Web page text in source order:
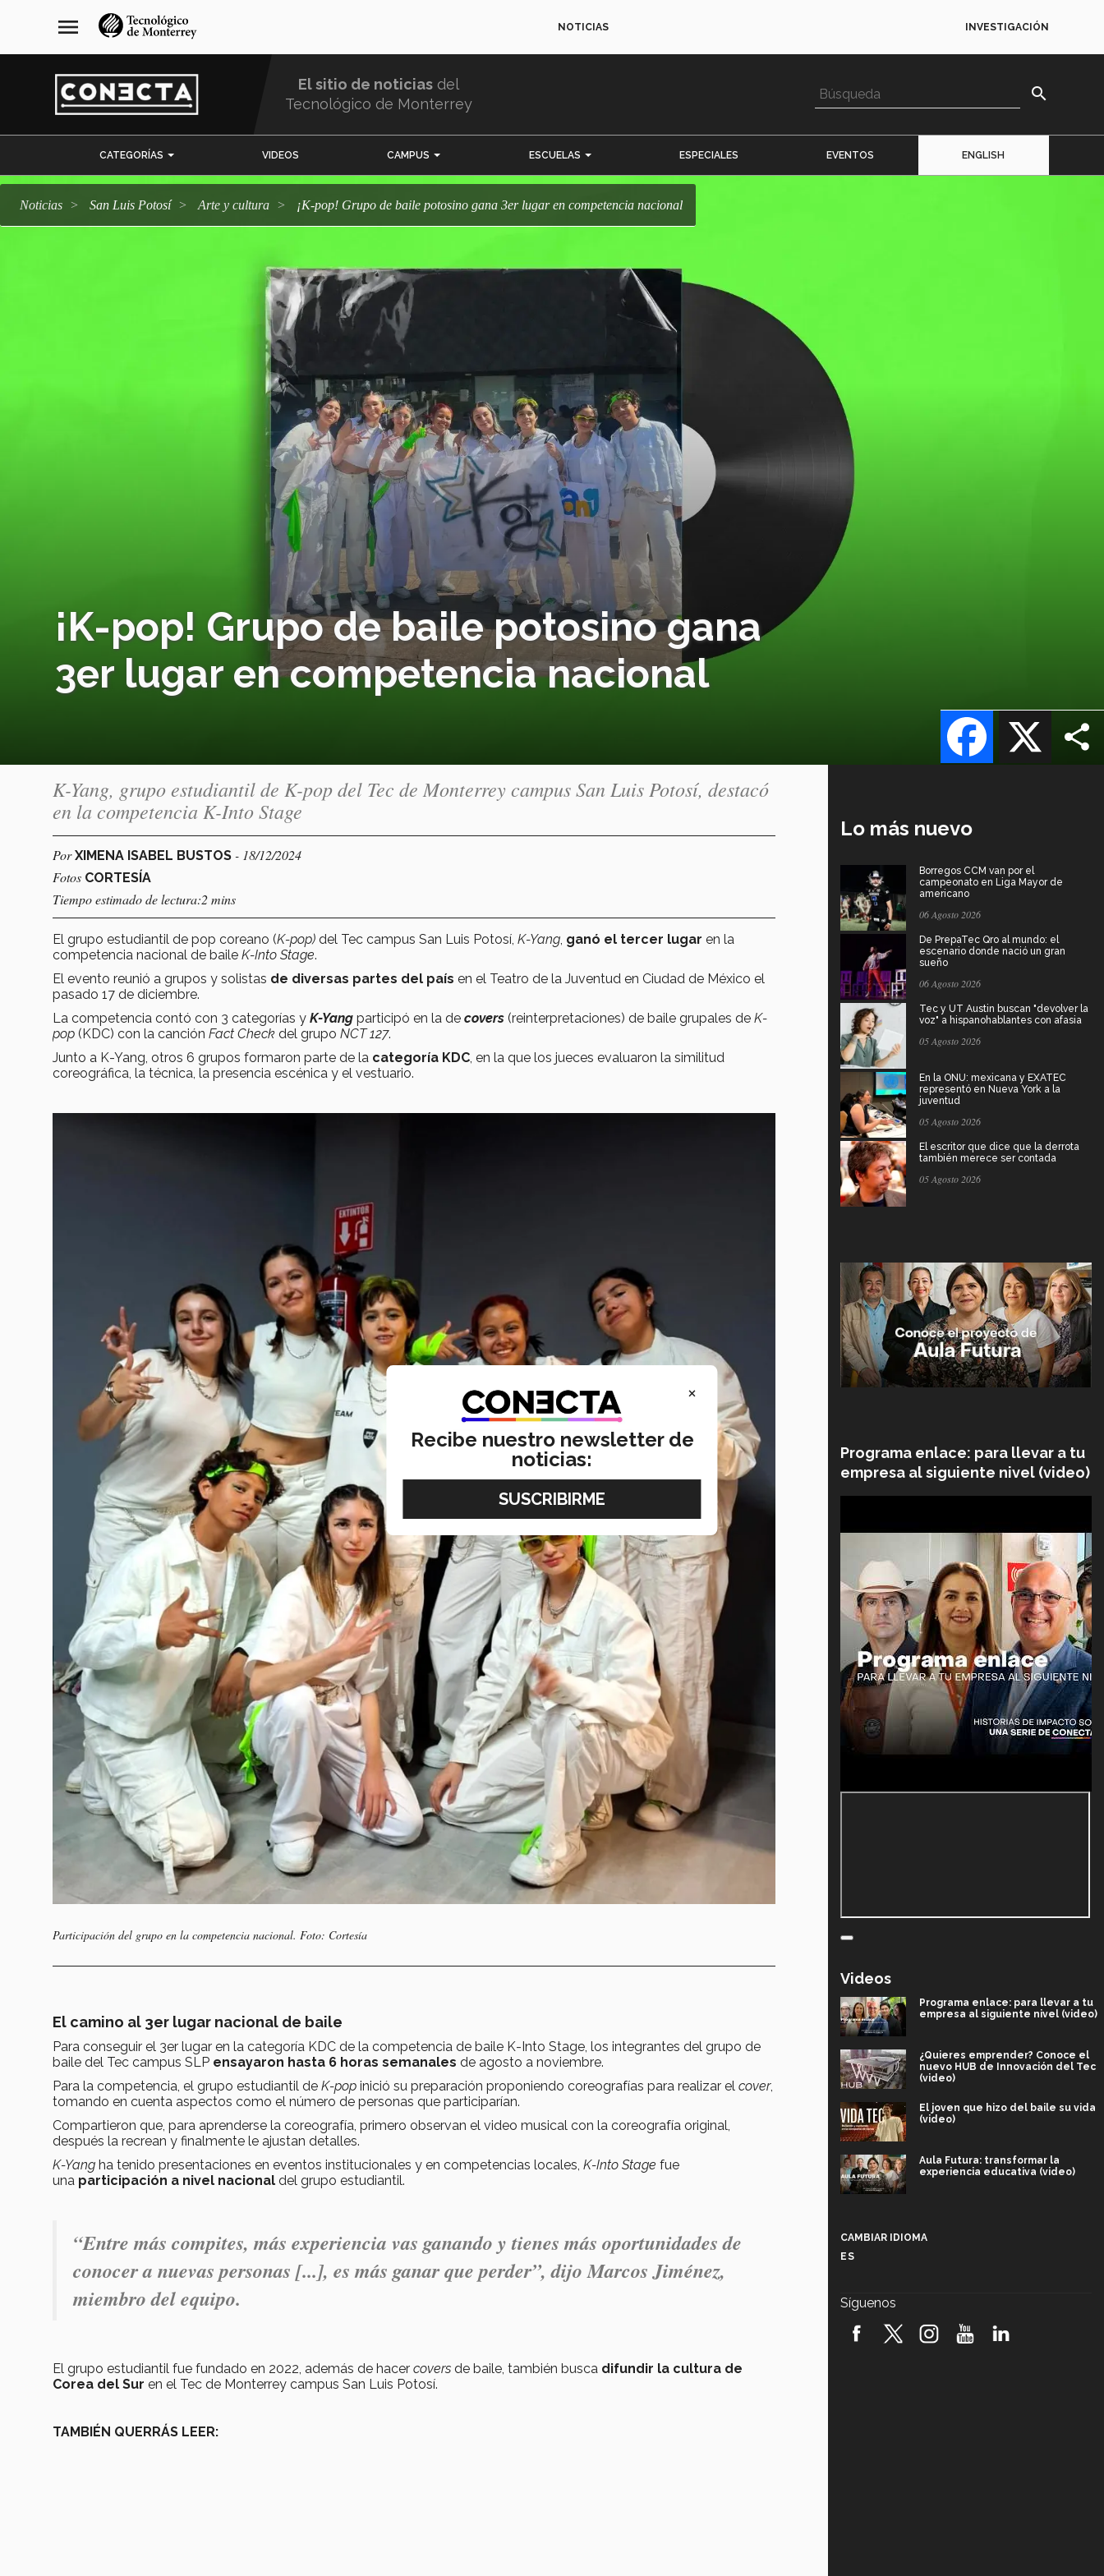
navegación
principal
menu NOTICIAS INVESTIGACIÓN
El sitio de noticias del
Tecnológico de Monterrey
search
CATEGORÍAS VIDEOS CAMPUS ESCUELAS ESPECIALES EVENTOS ENGLISH
Noticias San Luis Potosí arte y cultura ¡K-pop! Grupo de baile potosino gana 3er lugar en competencia nacional
¡K-pop! Grupo de baile potosino gana
3er lugar en competencia nacional
X
Facebook
K-Yang, grupo estudiantil de K-pop del Tec de Monterrey campus San Luis Potosí, destacó
en la competencia K-Into Stage
PorXIMENA ISABEL BUSTOS - 18/12/2024
Fotos CORTESÍA
Tiempo estimado de lectura:2 mins
El grupo estudiantil de pop coreano (K-pop) del Tec campus San Luis Potosí, K-Yang ganó el tercer lugar en la
competencia nacional de baile K-Into Stage.
El evento reunió a grupos y solistas de diversas partes del país en el Teatro de la Juventud en Ciudad de México el
pasado 17 de diciembre.
La competencia contó con 3 categorías y K-Yang participó en la de covers (reinterpretaciones) de baile grupales de K-
pop (KDC) con la canción Fact Check del grupo NCT 127.
Junto a K-Yang, otros 6 grupos formaron parte de la categoría KDC , en la que los jueces evaluaron la similitud
coreográfica, la técnica, la presencia escénica y el vestuario.
Participación del grupo en la competencia nacional. Foto: Cortesía
El camino al 3er lugar nacional de baile
Para conseguir el 3er lugar en la categoría KDC de la competencia de baile K-Into Stage, los integrantes del grupo de
baile del Tec campus SLP ensayaron hasta 6 horas semanales de agosto a noviembre.
Para la competencia, el grupo estudiantil de K-pop inició su preparación proponiendo coreografías para realizar el cover,
tomando en cuenta aspectos como el número de personas que participarían.
Compartieron que, para aprenderse la coreografía, primero observan el video musical con la coreografía original,
después la recrean y finalmente le ajustan detalles.
K-Yang ha tenido presentaciones en eventos institucionales y en competencias locales, K-Into Stage fue
una participación a nivel nacional del grupo estudiantil.
“Entre más compites, más experiencia vas ganando y tienes más oportunidades de
conocer a nuevas personas [...], es más ganar que perder”, dijo Marcos Jiménez,
miembro del equipo.
El grupo estudiantil fue fundado en 2022, además de hacer covers de baile, también busca difundir la cultura de
Corea del Sur en el Tec de Monterrey campus San Luis Potosí.
TAMBIÉN QUERRÁS LEER:
Lo más nuevo
Borregos CCM van por el
campeonato en Liga Mayor de
americano
06 Agosto 2026
De PrepaTec Qro al mundo: el
escenario donde nació un gran
sueño
06 Agosto 2026
Tec y UT Austin buscan "devolver la
voz" a hispanohablantes con afasia
05 Agosto 2026
En la ONU: mexicana y EXATEC
representó en Nueva York a la
juventud
05 Agosto 2026
El escritor que dice que la derrota
también merece ser contada
05 Agosto 2026
Programa enlace: para llevar a tu
empresa al siguiente nivel (video)
Videos
Programa enlace: para llevar a tu
empresa al siguiente nivel (video)
¿Quieres emprender? Conoce el
nuevo HUB de Innovación del Tec
(video)
El joven que hizo del baile su vida
(video)
Aula Futura: transformar la
experiencia educativa (video)
robótica FIRST 2026! (video)
CAMBIAR IDIOMA
ES
Síguenos
×
Recibe nuestro newsletter de
noticias: